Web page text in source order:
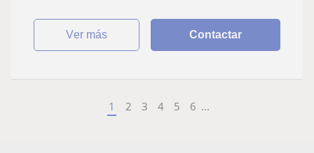
ver más Contactar
1 2 3 4 5 6 ...